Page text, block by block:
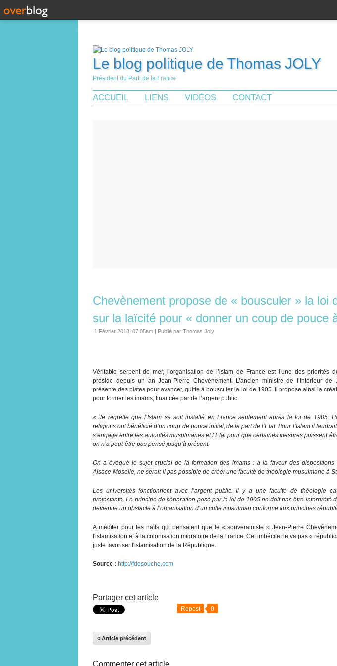
Le blog politique de Thomas JOLY
Président du Parti de la France
ACCUEIL LIENS VIDÉOS CONTACT
Chevènement propose de « bousculer » la loi
sur la laïcité pour « donner un coup de pouce
1 Février 2018, 07:05am | Publié par Thomas Joly
Véritable serpent de mer, l’organisation de l’islam de France est l’une des priorités
préside depuis un an Jean-Pierre Chevènement. L’ancien ministre de l’Intérieur de
présente des pistes pour avancer, quitte à bousculer la loi de 1905. Il propose ainsi la
pour former les imams, financée par de l’argent public.
« Je regrette que l’Islam se soit installé en France seulement après la loi de 1905.
religions ont bénéficié d’un coup de pouce initial, de la part de l’Etat. Pour l’Islam il
s’engage entre les autorités musulmanes et l’Etat pour que certaines mesures puissent
on n’a peut-être pas pensé jusqu’à présent.
On a évoqué le sujet crucial de la formation des imams : à la faveur des dispositions
Alsace-Moselle, ne serait-il pas possible de créer une faculté de théologie musulmane à
Les universités fonctionnent avec l’argent public. Il y a une faculté de théologie
protestante. Le principe de séparation posé par la loi de 1905 ne doit pas être interprété
devienne un obstacle à l’organisation d’un culte musulman conforme aux principes
A méditer pour les naïfs qui pensaient que le « souverainiste » Jean-Pierre
l'islamisation et à la colonisation migratoire de la France. Cet imbécile ne va pas «
juste favoriser l'islamisation de la République.
Source : http://fdesouche.com
Partager cet article
Repost 0
« Article précédent
Commenter cet article